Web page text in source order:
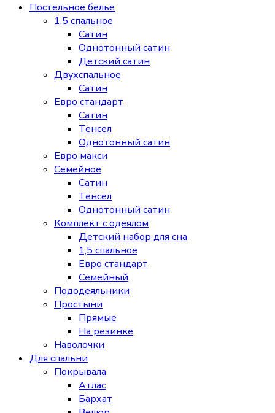
Постельное белье
1,5 спальное
Сатин
Однотонный сатин
Детский сатин
Двухспальное
Сатин
Евро стандарт
Сатин
Тенсел
Однотонный сатин
Евро макси
Семейное
Сатин
Тенсел
Однотонный сатин
Комплект с одеялом
Детский набор для сна
1,5 спальное
Евро стандарт
Семейный
Пододеяльники
Простыни
Прямые
На резинке
Наволочки
Для спальни
Покрывала
Атлас
Бархат